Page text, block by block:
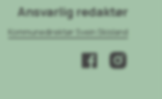
Ansvarlig redaktør
Kommunedirektør Svein Skisland